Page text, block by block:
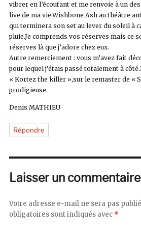
vibrer en l’écoutant et me renvoie à un
live de ma vie:Wishbone Ash au théâtre
qui terminera son set au lever du soleil à
pluie.Je comprends vos réserves mais ce
réserves là que j’adore chez eux.
Autre remerciement : vous m’avez fait
pour lequel j’étais passé totalement à
« Kortez the killer »,sur le remaster de «
prodigieuse.
Denis MATHIEU
Répondre
Laisser un commentaire
Votre adresse e-mail ne sera pas
obligatoires sont indiqués avec *